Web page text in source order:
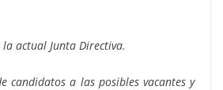
actual Junta Directiva.
candidatos a las posibles vacantes y